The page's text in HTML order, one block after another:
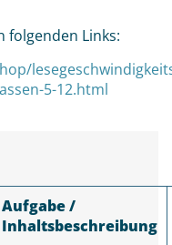
folgenden Links:
5-12.html
Aufgabe /
Inhaltsbeschreibung